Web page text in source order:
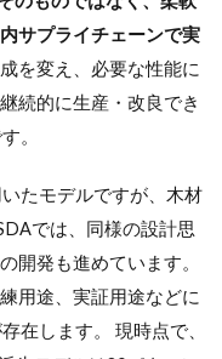
サプライチェーンで実
を変え、必要な性能に
続的に生産・改良でき
。
たモデルですが、木材
では、同様の設計思
開発も進めています。
用途、実証用途などに
在します。 現時点で、